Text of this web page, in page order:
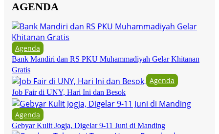
AGENDA
Agenda
Bank Mandiri dan RS PKU Muhammadiyah Gelar Khitanan
Gratis
Agenda
Job Fair di UNY, Hari Ini dan Besok
Agenda
Gebyar Kulit Jogja, Digelar 9-11 Juni di Manding